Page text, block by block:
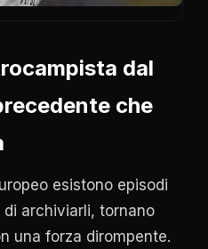
dal
che
esistono episodi
archiviarli, tornano
una forza dirompente.